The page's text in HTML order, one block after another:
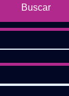
Buscar